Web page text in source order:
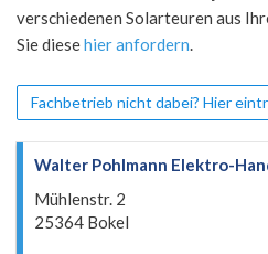
verschiedenen Solarteuren aus
Sie diesehier anfordern.
Fachbetrieb nicht dabei? Hier
Walter Pohlmann Elektro-
Mühlenstr. 2
25364 Bokel